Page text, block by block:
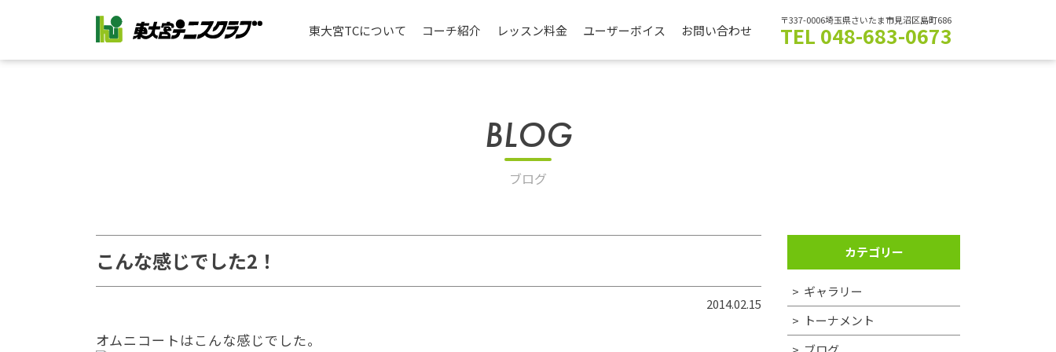
東大宮TCについて コーチ紹介 レッスン料金 ユーザーボイス お問い合わせ
〒337-0006埼玉県さいたま市見沼区島町686
TEL 048-683-0673
BLOG
ブログ
こんな感じでした2！
2014.02.15
オムニコートはこんな感じでした。
カテゴリー
ギャラリー
トーナメント